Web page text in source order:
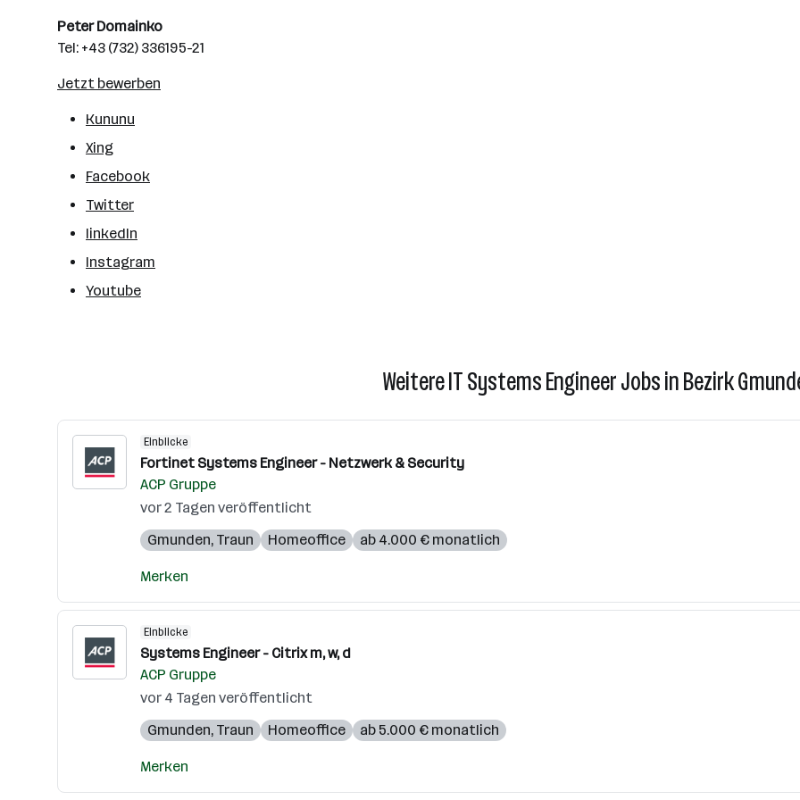
Peter Domainko
Tel: +43 (732) 336195-21
Jetzt bewerben
Kununu
Xing
Facebook
Twitter
linkedIn
Instagram
Youtube
Weitere IT Systems Engineer Jobs in Bezirk
Einblicke
Fortinet Systems Engineer - Netzwerk & Security
ACP Gruppe
vor 2 Tagen veröffentlicht
Gmunden, Traun Homeoffice ab 4.000 € monatlich
Merken
Einblicke
Systems Engineer - Citrix m, w, d
ACP Gruppe
vor 4 Tagen veröffentlicht
Gmunden, Traun Homeoffice ab 5.000 € monatlich
Merken